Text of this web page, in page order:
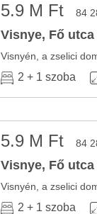
5.9 M Ft 84
Visnye, Fő
2 + 1 szoba
5.9 M Ft 84
Visnye, Fő
2 + 1 szoba